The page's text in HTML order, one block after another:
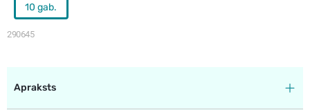
290645
10 gab.
Apraksts